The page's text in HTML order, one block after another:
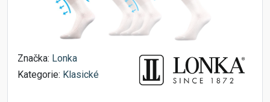
Značka: Lonka
Kategorie: Klasické